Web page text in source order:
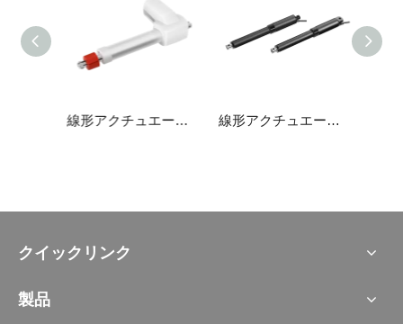
線形アクチュエータJC35L12 線形アクチュエータJC35N6
クイックリンク
製品